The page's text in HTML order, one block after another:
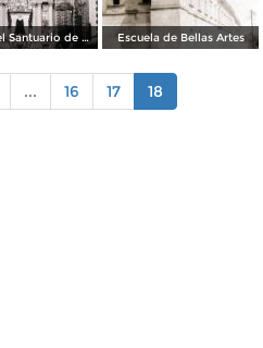
Interior del Santuario de Guadalupe Escuela de Bellas Artes
... 16 17 18